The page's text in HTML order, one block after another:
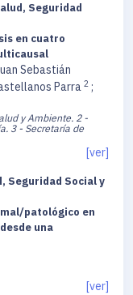
Seguridad
en cuatro
Sebastián
Parra 2 ;
y Ambiente. 2 -
3 - Secretaría de
[ver]
Seguridad Social y
patológico en
una
[ver]